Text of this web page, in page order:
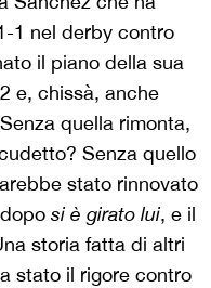
1 nel derby contro
il piano della sua
e, chissà, anche
quella rimonta,
Senza quello
stato rinnovato
si è girato lui, e il
storia fatta di altri
stato il rigore contro